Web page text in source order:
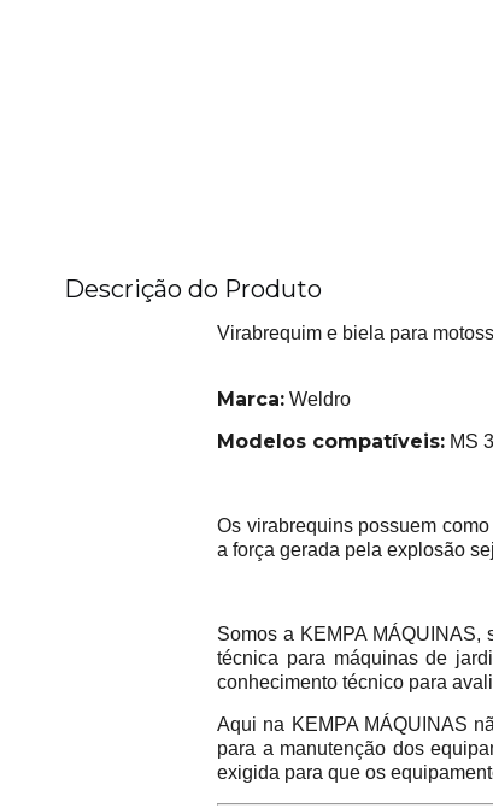
Descrição do Produto
Virabrequim e biela para
Marca: Weldro
Modelos compatíveis: MS
Os virabrequins possuem
a força gerada pela explosão
Somos a KEMPA
técnica para máquinas de
conhecimento técnico para
Aqui na KEMPA MÁQUINAS
para a manutenção dos
exigida para que os